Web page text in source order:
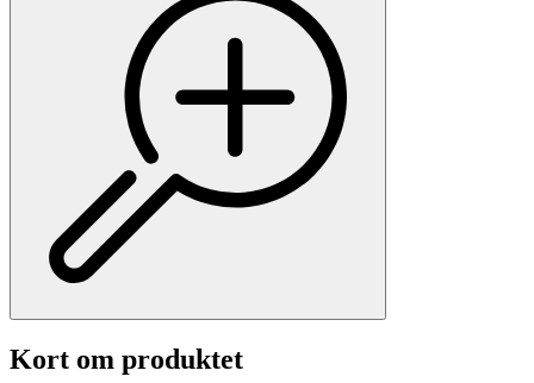
Kort om produktet